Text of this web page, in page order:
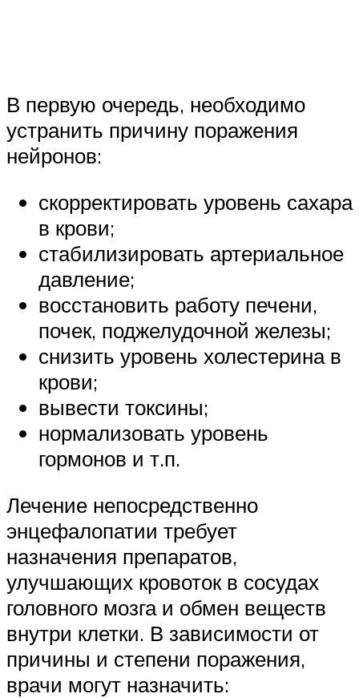
В первую очередь, необходимо
устранить причину поражения
нейронов:
скорректировать уровень сахара
в крови;
стабилизировать артериальное
давление;
восстановить работу печени,
почек, поджелудочной железы;
снизить уровень холестерина в
крови;
вывести токсины;
нормализовать уровень
гормонов и т.п.
Лечение непосредственно
энцефалопатии требует
назначения препаратов,
улучшающих кровоток в сосудах
головного мозга и обмен веществ
внутри клетки. В зависимости от
причины и степени поражения,
врачи могут назначить: